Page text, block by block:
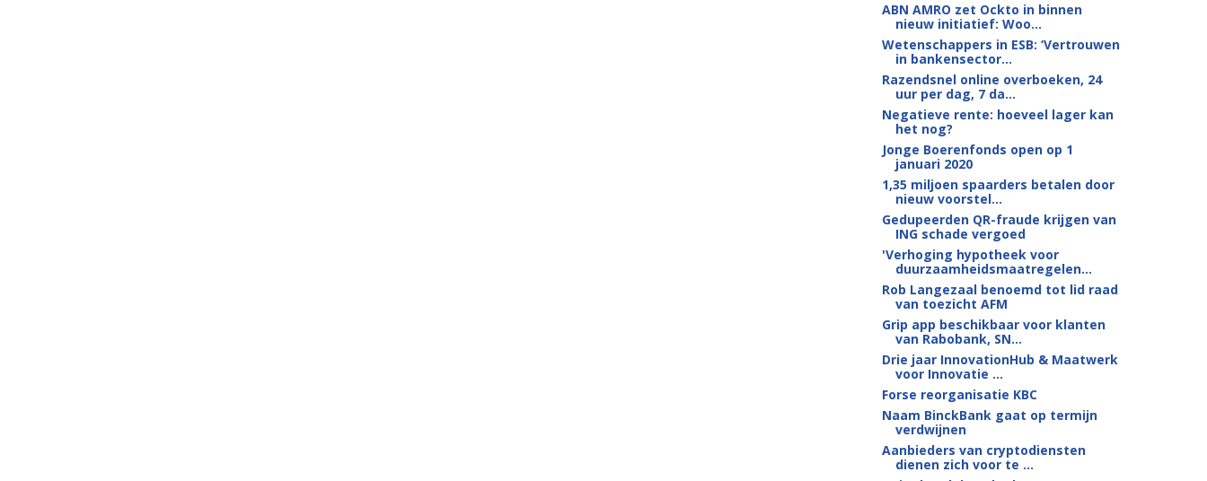
ABN AMRO zet Ockto in binnen
nieuw initiatief: Woo...
Wetenschappers in ESB: ‘Vertrouwen
in bankensector...
Razendsnel online overboeken, 24
uur per dag, 7 da...
Negatieve rente: hoeveel lager kan
het nog?
Jonge Boerenfonds open op 1
januari 2020
1,35 miljoen spaarders betalen door
nieuw voorstel...
Gedupeerden QR-fraude krijgen van
ING schade vergoed
'Verhoging hypotheek voor
duurzaamheidsmaatregelen...
Rob Langezaal benoemd tot lid raad
van toezicht AFM
Grip app beschikbaar voor klanten
van Rabobank, SN...
Drie jaar InnovationHub & Maatwerk
voor Innovatie ...
Forse reorganisatie KBC
Naam BinckBank gaat op termijn
verdwijnen
Aanbieders van cryptodiensten
dienen zich voor te ...